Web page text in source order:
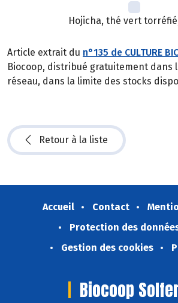
Hojicha, thé vert
Article extrait du n°135 de CULTURE
Biocoop, distribué gratuitement dans
réseau, dans la limite des stocks
Retour à la liste
Accueil Contact
Protection des
Gestion des cookies
Biocoop